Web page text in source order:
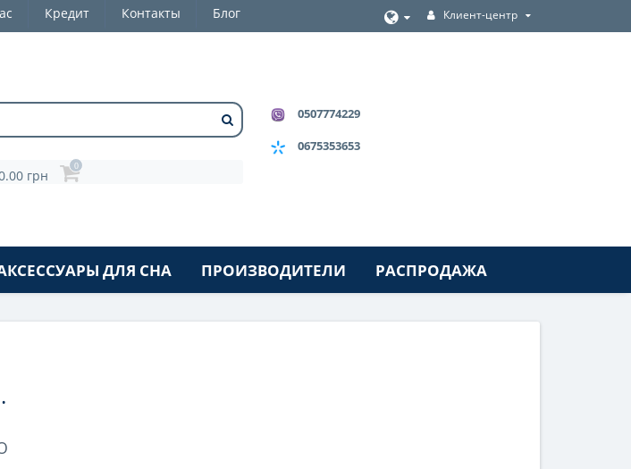
Кредит Контакты Блог Клиент-центр
грн
0
0507774229
0675353653
ДЛЯ СНА ПРОИЗВОДИТЕЛИ РАСПРОДАЖА